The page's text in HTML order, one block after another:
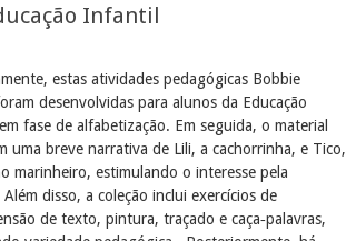
Infantil
estas atividades pedagógicas Bobbie
desenvolvidas para alunos da Educação
fase de alfabetização. Em seguida, o material
uma breve narrativa de Lili, a cachorrinha, e Tico,
marinheiro, estimulando o interesse pela
disso, a coleção inclui exercícios de
de texto, pintura, traçado e caça‑palavras,